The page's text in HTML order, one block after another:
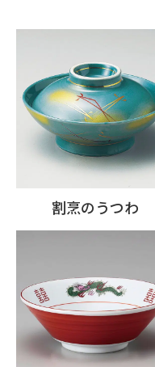
割烹のうつわ